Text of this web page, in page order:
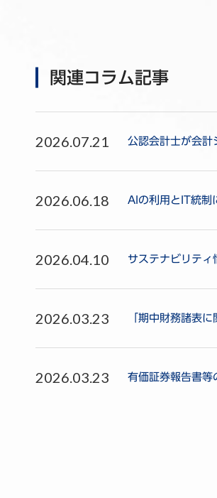
関連コラム記事
2026.07.21 公認会計士が会計
2026.06.18 AIの利用とIT統制
2026.04.10 サステナビリテ
2026.03.23 「期中財務諸表
2026.03.23 有価証券報告書等